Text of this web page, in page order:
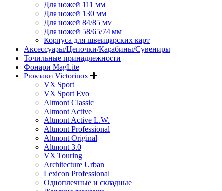
Для ножей 111 мм
Для ножей 130 мм
Для ножей 84/85 мм
Для ножей 58/65/74 мм
Корпуса для швейцарских карт
Аксессуары/Цепочки/Карабины/Сувениры
Точильные принадлежности
Фонари MagLite
Рюкзаки Victorinox
VX Sport
VX Sport Evo
Altmont Classic
Altmont Active
Altmont Active L.W.
Altmont Professional
Altmont Original
Altmont 3.0
VX Touring
Architecture Urban
Lexicon Professional
Одноплечные и складные